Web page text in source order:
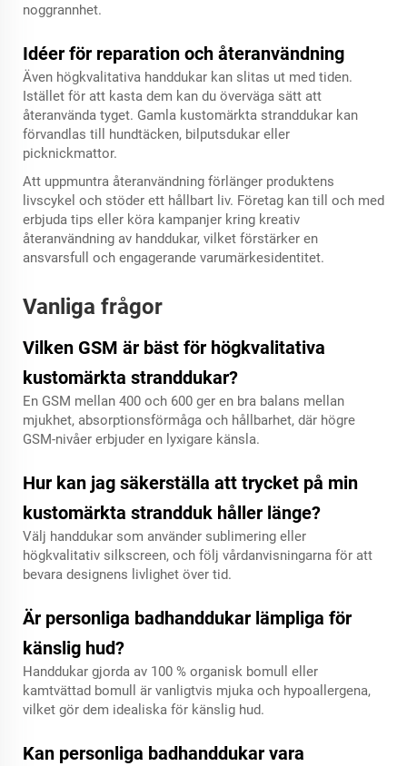
noggrannhet.
Idéer för reparation och återanvändning
Även högkvalitativa handdukar kan slitas ut med tiden.
Istället för att kasta dem kan du överväga sätt att
återanvända tyget. Gamla kustomärkta stranddukar kan
förvandlas till hundtäcken, bilputsdukar eller
picknickmattor.
Att uppmuntra återanvändning förlänger produktens
livscykel och stöder ett hållbart liv. Företag kan till och med
erbjuda tips eller köra kampanjer kring kreativ
återanvändning av handdukar, vilket förstärker en
ansvarsfull och engagerande varumärkesidentitet.
Vanliga frågor
Vilken GSM är bäst för högkvalitativa
kustomärkta stranddukar?
En GSM mellan 400 och 600 ger en bra balans mellan
mjukhet, absorptionsförmåga och hållbarhet, där högre
GSM-nivåer erbjuder en lyxigare känsla.
Hur kan jag säkerställa att trycket på min
kustomärkta strandduk håller länge?
Välj handdukar som använder sublimering eller
högkvalitativ silkscreen, och följ vårdanvisningarna för att
bevara designens livlighet över tid.
Är personliga badhanddukar lämpliga för
känslig hud?
Handdukar gjorda av 100 % organisk bomull eller
kamtvättad bomull är vanligtvis mjuka och hypoallergena,
vilket gör dem idealiska för känslig hud.
Kan personliga badhanddukar vara